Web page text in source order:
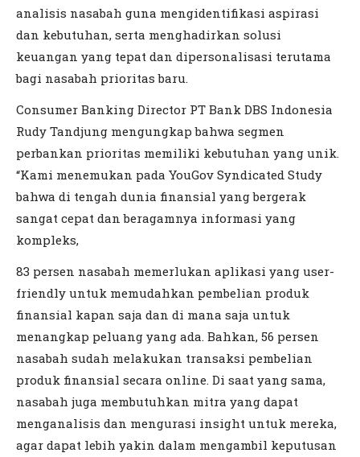
analisis nasabah guna mengidentifikasi aspirasi
dan kebutuhan, serta menghadirkan solusi
keuangan yang tepat dan dipersonalisasi terutama
bagi nasabah prioritas baru.
Consumer Banking Director PT Bank DBS Indonesia
Rudy Tandjung mengungkap bahwa segmen
perbankan prioritas memiliki kebutuhan yang unik.
“Kami menemukan pada YouGov Syndicated Study
bahwa di tengah dunia finansial yang bergerak
sangat cepat dan beragamnya informasi yang
kompleks,
83 persen nasabah memerlukan aplikasi yang user-
friendly untuk memudahkan pembelian produk
finansial kapan saja dan di mana saja untuk
menangkap peluang yang ada. Bahkan, 56 persen
nasabah sudah melakukan transaksi pembelian
produk finansial secara online. Di saat yang sama,
nasabah juga membutuhkan mitra yang dapat
menganalisis dan mengurasi insight untuk mereka,
agar dapat lebih yakin dalam mengambil keputusan